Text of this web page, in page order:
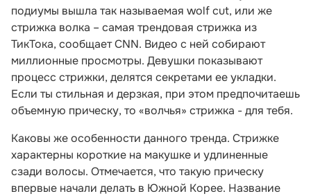
подиумы вышла так называемая wolf cut, или же
стрижка волка – самая трендовая стрижка из
ТикТока, сообщает CNN. Видео с ней собирают
миллионные просмотры. Девушки показывают
процесс стрижки, делятся секретами ее укладки.
Если ты стильная и дерзкая, при этом предпочитаешь
объемную прическу, то «волчья» стрижка - для тебя.
Каковы же особенности данного тренда. Стрижке
характерны короткие на макушке и удлиненные
сзади волосы. Отмечается, что такую прическу
впервые начали делать в Южной Корее. Название